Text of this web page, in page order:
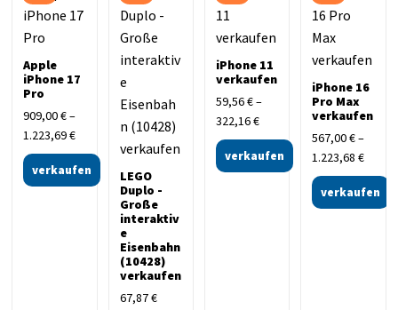
Apple
iPhone 17
Pro
909,00€–
1.223,69€
verkaufen
LEGO
Duplo -
Große
interaktiv
e
Eisenbahn
(10428)
verkaufen
67,87€
iPhone 11
verkaufen
59,56€–
322,16€
verkaufen
iPhone 16
Pro Max
verkaufen
567,00€–
1.223,68€
verkaufen